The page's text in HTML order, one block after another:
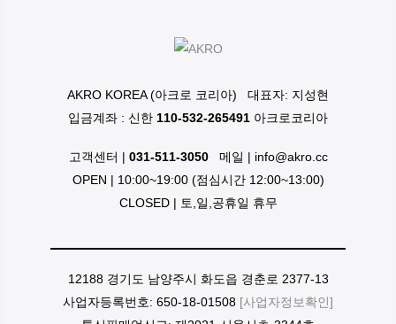
AKRO KOREA (아크로 코리아)
대표자: 지성현
입금계좌 : 신한 110-532-265491 아크로코리아
고객센터 | 031-511-3050
메일 | info@akro.cc
OPEN | 10:00~19:00 (점심시간 12:00~13:00)
CLOSED | 토,일,공휴일 휴무
12188 경기도 남양주시 화도읍 경춘로 2377-13
사업자등록번호: 650-18-01508 [사업자정보확인]